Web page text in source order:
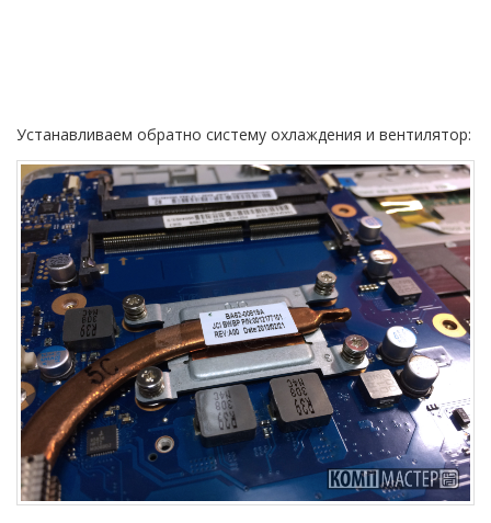
Устанавливаем обратно систему охлаждения и вентилятор: